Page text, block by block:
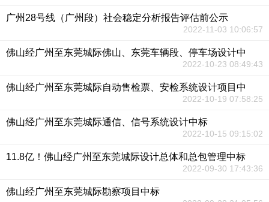
广州28号线（广州段）社会稳定分析报告评估前公示
2022-11-03 10:06:57
佛山经广州至东莞城际佛山、东莞车辆段、停车场设计中
2022-10-23 08:49:43
佛山经广州至东莞城际自动售检票、安检系统设计项目中
2022-10-19 07:58:25
佛山经广州至东莞城际通信、信号系统设计中标
2022-10-15 09:15:02
11.8亿！佛山经广州至东莞城际设计总体和总包管理中标
2022-09-30 17:43:36
佛山经广州至东莞城际勘察项目中标